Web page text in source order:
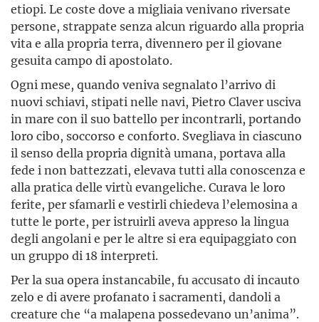
etiopi. Le coste dove a migliaia venivano riversate
persone, strappate senza alcun riguardo alla propria
vita e alla propria terra, divennero per il giovane
gesuita campo di apostolato.
Ogni mese, quando veniva segnalato l’arrivo di
nuovi schiavi, stipati nelle navi, Pietro Claver usciva
in mare con il suo battello per incontrarli, portando
loro cibo, soccorso e conforto. Svegliava in ciascuno
il senso della propria dignità umana, portava alla
fede i non battezzati, elevava tutti alla conoscenza e
alla pratica delle virtù evangeliche. Curava le loro
ferite, per sfamarli e vestirli chiedeva l’elemosina a
tutte le porte, per istruirli aveva appreso la lingua
degli angolani e per le altre si era equipaggiato con
un gruppo di 18 interpreti.
Per la sua opera instancabile, fu accusato di incauto
zelo e di avere profanato i sacramenti, dandoli a
creature che “a malapena possedevano un’anima”.